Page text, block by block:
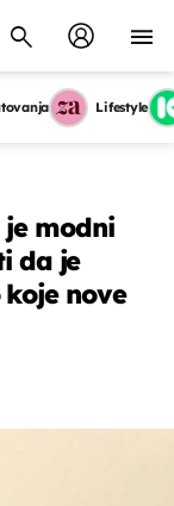
Lifestyle
modni
da je
nove